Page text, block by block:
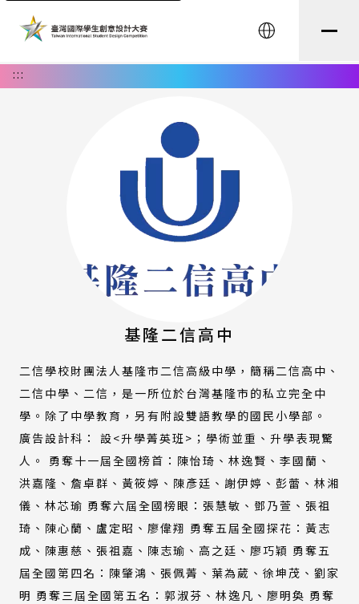
English
:::
基隆二信高中
二信學校財團法人基隆市二信高級中學，簡稱二信高中、
二信中學、二信，是一所位於台灣基隆市的私立完全中
學。除了中學教育，另有附設雙語教學的國民小學部。
廣告設計科： 設<升學菁英班>；學術並重、升學表現驚
人。 勇奪十一屆全國榜首：陳怡琦、林逸賢、李國蘭、
洪嘉隆、詹卓群、黃筱婷、陳彥廷、謝伊婷、彭蕾、林湘
儀、林芯瑜 勇奪六屆全國榜眼：張慧敏、鄧乃萱、張祖
琦、陳心蘭、盧定昭、廖偉翔 勇奪五屆全國探花：黃志
成、陳惠慈、張祖嘉、陳志瑜、高之廷、廖巧穎 勇奪五
屆全國第四名：陳肇鴻、張佩菁、葉為葳、徐坤茂、劉家
明 勇奪三屆全國第五名：郭淑芬、林逸凡、廖明奐 勇奪